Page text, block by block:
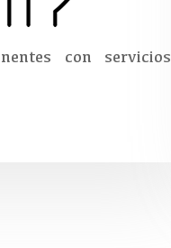
con servicios